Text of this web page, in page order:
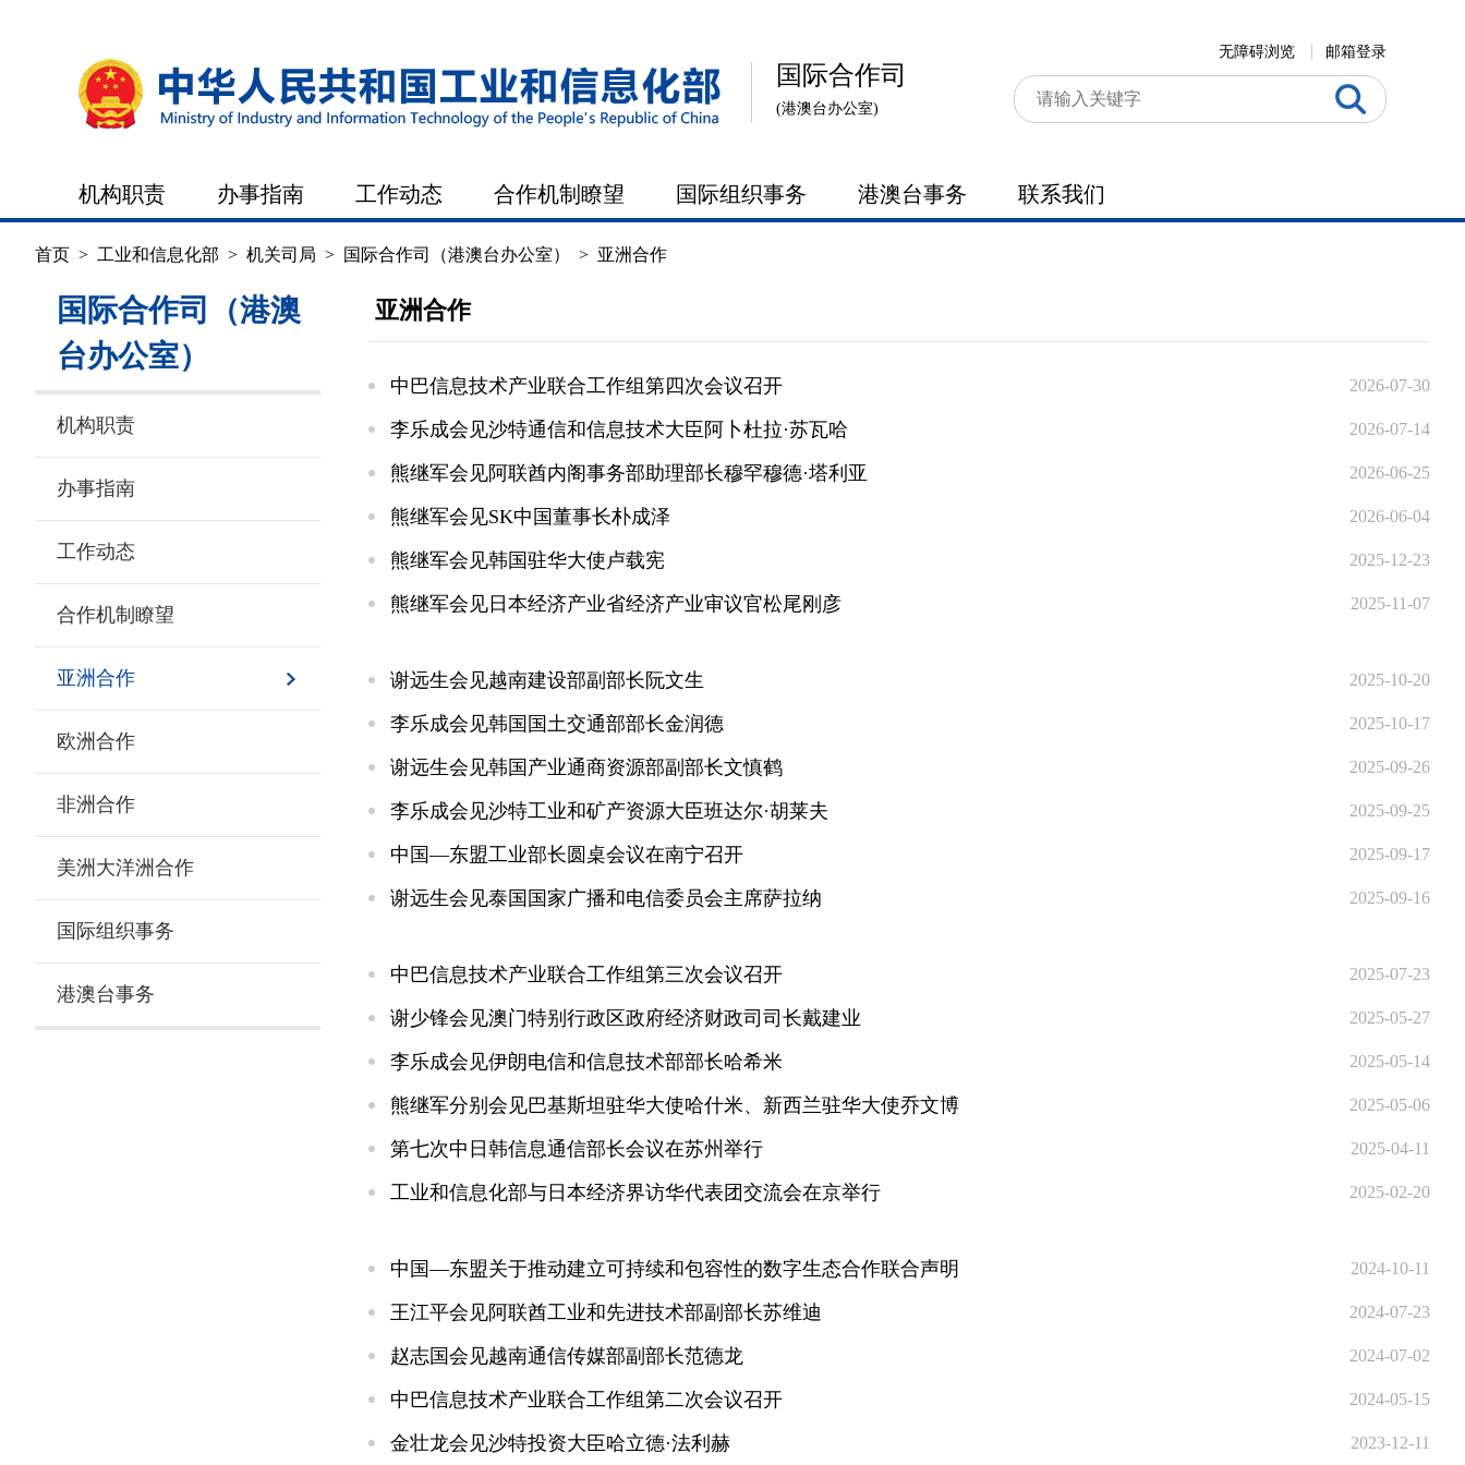
国际合作司
(港澳台办公室)
邮箱登录
无障碍浏览
机构职责 办事指南 工作动态 合作机制瞭望 国际组织事务 港澳台事务 联系我们
首页 > 工业和信息化部 > 机关司局 > 国际合作司（港澳台办公室） > 亚洲合作
国际合作司（港澳
台办公室）
机构职责
办事指南
工作动态
合作机制瞭望
亚洲合作
欧洲合作
非洲合作
美洲大洋洲合作
国际组织事务
港澳台事务
亚洲合作
中巴信息技术产业联合工作组第四次会议召开 2026-07-30
李乐成会见沙特通信和信息技术大臣阿卜杜拉·苏瓦哈 2026-07-14
熊继军会见阿联酋内阁事务部助理部长穆罕穆德·塔利亚 2026-06-25
熊继军会见SK中国董事长朴成泽 2026-06-04
熊继军会见韩国驻华大使卢载宪 2025-12-23
熊继军会见日本经济产业省经济产业审议官松尾刚彦 2025-11-07
谢远生会见越南建设部副部长阮文生 2025-10-20
李乐成会见韩国国土交通部部长金润德 2025-10-17
谢远生会见韩国产业通商资源部副部长文慎鹤 2025-09-26
李乐成会见沙特工业和矿产资源大臣班达尔·胡莱夫 2025-09-25
中国—东盟工业部长圆桌会议在南宁召开 2025-09-17
谢远生会见泰国国家广播和电信委员会主席萨拉纳 2025-09-16
中巴信息技术产业联合工作组第三次会议召开 2025-07-23
谢少锋会见澳门特别行政区政府经济财政司司长戴建业 2025-05-27
李乐成会见伊朗电信和信息技术部部长哈希米 2025-05-14
熊继军分别会见巴基斯坦驻华大使哈什米、新西兰驻华大使乔文博 2025-05-06
第七次中日韩信息通信部长会议在苏州举行 2025-04-11
工业和信息化部与日本经济界访华代表团交流会在京举行 2025-02-20
中国—东盟关于推动建立可持续和包容性的数字生态合作联合声明 2024-10-11
王江平会见阿联酋工业和先进技术部副部长苏维迪 2024-07-23
赵志国会见越南通信传媒部副部长范德龙 2024-07-02
中巴信息技术产业联合工作组第二次会议召开 2024-05-15
金壮龙会见沙特投资大臣哈立德·法利赫 2023-12-11